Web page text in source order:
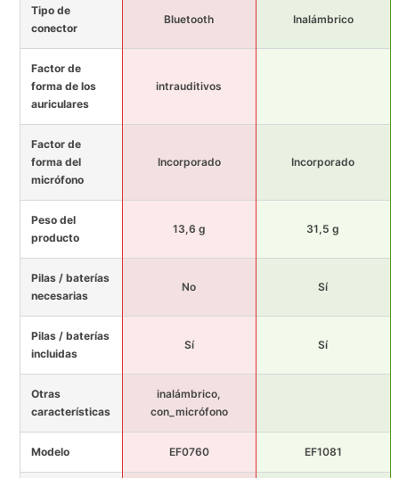
Tipo de
conector
Bluetooth Inalámbrico
Factor de
forma de los
auriculares
intrauditivos
Factor de
forma del
micrófono
Incorporado Incorporado
Peso del
producto
13,6 g 31,5 g
Pilas / baterías
necesarias
No Sí
Pilas / baterías
incluidas
Sí Sí
Otras
características
inalámbrico,
con_micrófono
Modelo EF0760 EF1081